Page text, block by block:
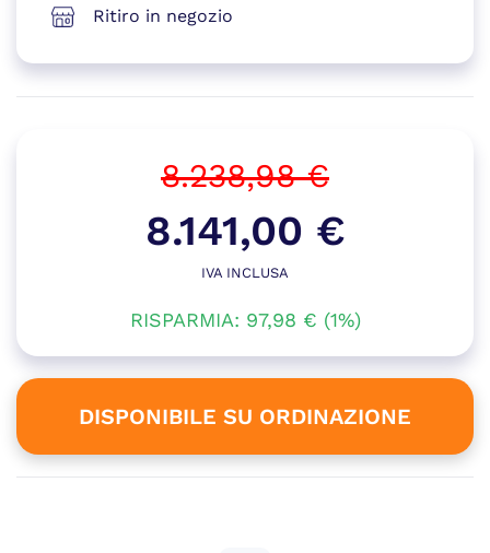
8.238,98€
Il
prezzo
originale
8.141,00 €
Il
prezzo
attuale
è:
8.141,00 €.
IVA INCLUSA
RISPARMIA: 97,98 € (1%)
DISPONIBILE SU ORDINAZIONE
Ritiro in negozio